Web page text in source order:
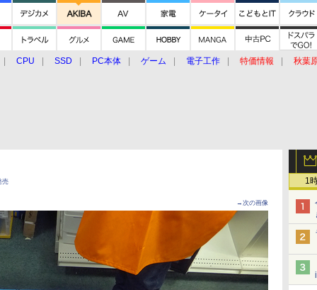
CPU SSD PC本体 ゲーム 電子工作 特価情報
秋葉
1
売
→次の画像